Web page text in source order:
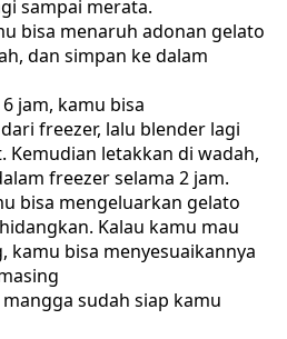
sampai merata.
bisa menaruh adonan gelato
dan simpan ke dalam
jam, kamu bisa
freezer, lalu blender lagi
Kemudian letakkan di wadah,
freezer selama 2 jam.
bisa mengeluarkan gelato
Kalau kamu mau
kamu bisa menyesuaikannya
sudah siap kamu